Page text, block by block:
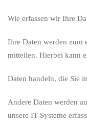
Wie erfassen wir Ihre
Ihre Daten werden zum
mitteilen. Hierbei kann
Daten handeln, die Sie
Andere Daten werden
unsere IT-Systeme